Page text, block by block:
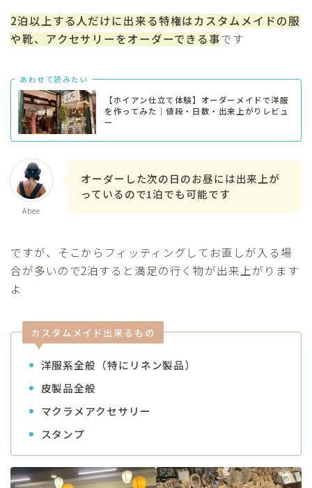
2泊以上する人だけに出来る特権はカスタムメイドの服
や靴、アクセサリーをオーダーできる事です
あわせて読みたい
【ホイアン仕立て体験】オーダーメイドで洋服
を作ってみた｜値段・日数・出来上がりレビュ
ー
Abee
オーダーした次の日のお昼には出来上が
っているので1泊でも可能です
ですが、そこからフィッティングしてお直しが入る場
合が多いので2泊すると満足の行く物が出来上がります
よ
カスタムメイド出来るもの
洋服系全般（特にリネン製品）
皮製品全般
マクラメアクセサリー
スタンプ